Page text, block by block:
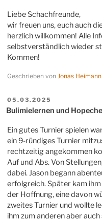
Liebe Schachfreunde,
wir freuen uns, euch auch
herzlich willkommen! Alle
selbstverständlich wieder
Kommen!
Geschrieben von Jonas Heimann
VERÖFFENTLICHT
AM
05.03.2025
Bulimielernen und
Ein gutes Turnier spielen
ein 9-ründiges Turnier
rechtzeitig angekommen
Auf und Abs. Von
dabei. Jason begann
erfolgreich. Später kam
der Hoffnung, eine davon
zweites Turnier und wollte
ihm zum anderen aber